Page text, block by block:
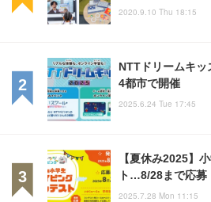
2020.9.10 Thu 18:15
NTTドリームキッ
4都市で開催
2025.6.24 Tue 17:45
【夏休み2025】
ト…8/28まで応募
2025.7.28 Mon 11:15